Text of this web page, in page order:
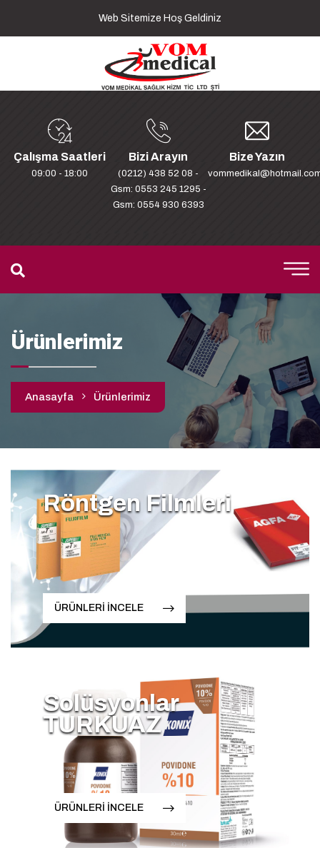
Web Sitemize Hoş Geldiniz
Çalışma Saatleri
09:00 - 18:00
Bizi Arayın
(0212) 438 52 08 -
Gsm: 0553 245 1295 -
Gsm: 0554 930 6393
Bize Yazın
Ürünlerimiz
Anasayfa Ürünlerimiz
Röntgen Filmleri
ÜRÜNLERİ İNCELE
Solüsyonlar
TURKUAZ
ÜRÜNLERİ İNCELE